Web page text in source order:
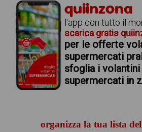
quiinzona
l'app con tutto il
scarica gratis
per le offerte
supermercati
sfoglia i volantini
supermercati in
organizza la tua lista